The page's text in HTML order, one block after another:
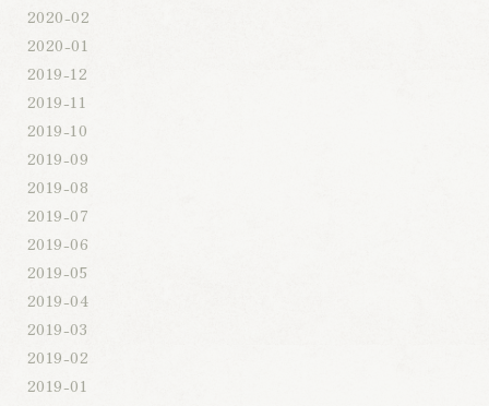
2020-02
2020-01
2019-12
2019-11
2019-10
2019-09
2019-08
2019-07
2019-06
2019-05
2019-04
2019-03
2019-02
2019-01